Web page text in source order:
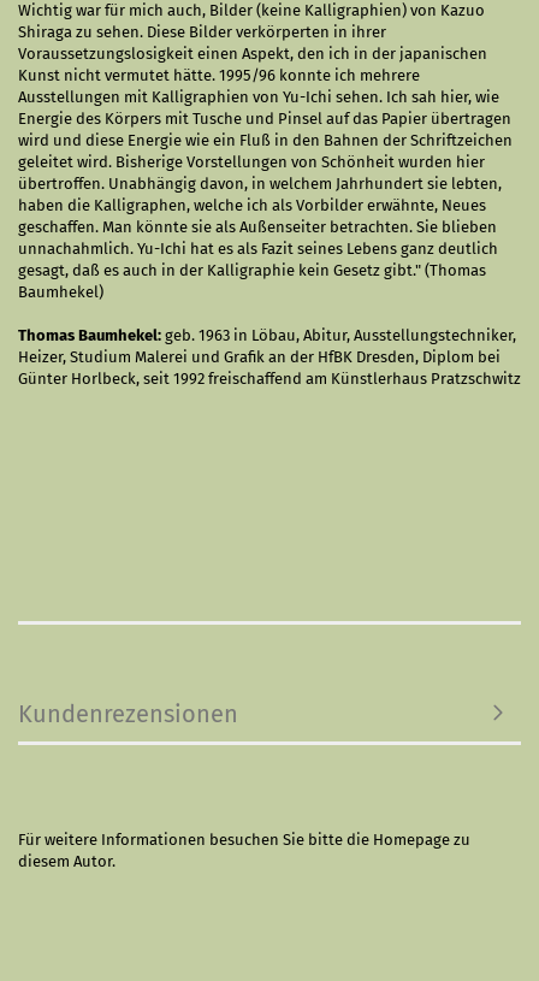
Wichtig war für mich auch, Bilder (keine Kalligraphien) von Kazuo
Shiraga zu sehen. Diese Bilder verkörperten in ihrer
Voraussetzungslosigkeit einen Aspekt, den ich in der japanischen
Kunst nicht vermutet hätte. 1995/96 konnte ich mehrere
Ausstellungen mit Kalligraphien von Yu-Ichi sehen. Ich sah hier, wie
Energie des Körpers mit Tusche und Pinsel auf das Papier übertragen
wird und diese Energie wie ein Fluß in den Bahnen der Schriftzeichen
geleitet wird. Bisherige Vorstellungen von Schönheit wurden hier
übertroffen. Unabhängig davon, in welchem Jahrhundert sie lebten,
haben die Kalligraphen, welche ich als Vorbilder erwähnte, Neues
geschaffen. Man könnte sie als Außenseiter betrachten. Sie blieben
unnachahmlich. Yu-Ichi hat es als Fazit seines Lebens ganz deutlich
gesagt, daß es auch in der Kalligraphie kein Gesetz gibt." (Thomas
Baumhekel)
Thomas Baumhekel: geb. 1963 in Löbau, Abitur, Ausstellungstechniker,
Heizer, Studium Malerei und Grafik an der HfBK Dresden, Diplom bei
Günter Horlbeck, seit 1992 freischaffend am Künstlerhaus Pratzschwitz
Kundenrezensionen
Für weitere Informationen besuchen Sie bitte die Homepage zu
diesem Autor.